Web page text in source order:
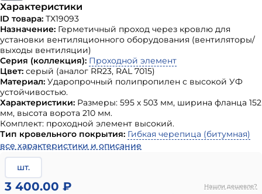
Характеристики
ID товара: ТХ19093
Назначение: Герметичный проход через кровлю для
установки вентиляционного оборудования (вентиляторы/
выходы вентиляции)
Серия (коллекция): Проходной элемент
Цвет: серый (аналог RR23, RAL 7015)
Материал: Ударопрочный полипропилен с высокой УФ
устойчивостью.
Характеристики: Размеры: 595 х 503 мм, ширина фланца 152
мм, высота ворота 210 мм.
Комплект: проходной элемент высокий.
Тип кровельного покрытия: Гибкая черепица (битумная)
все характеристики и описание
шт.
3 400.00 ₽ Нашли дешевле?